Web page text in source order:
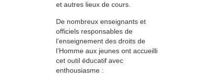
et autres lieux de cours.
De nombreux enseignants et
officiels responsables de
l’enseignement des droits de
l’Homme aux jeunes ont accueilli
cet outil éducatif avec
enthousiasme :